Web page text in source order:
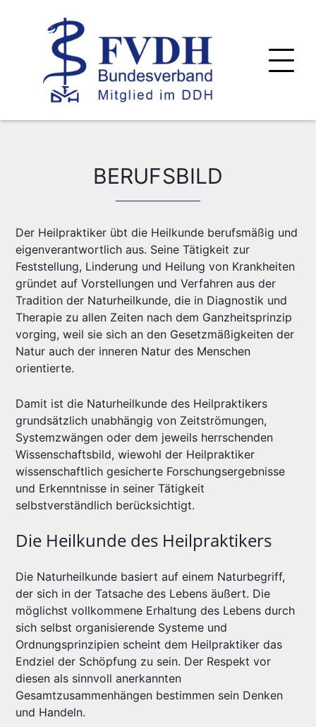
BERUFSBILD
Der Heilpraktiker übt die Heilkunde berufsmäßig und
eigenverantwortlich aus. Seine Tätigkeit zur
Feststellung, Linderung und Heilung von Krankheiten
gründet auf Vorstellungen und Verfahren aus der
Tradition der Naturheilkunde, die in Diagnostik und
Therapie zu allen Zeiten nach dem Ganzheitsprinzip
vorging, weil sie sich an den Gesetzmäßigkeiten der
Natur auch der inneren Natur des Menschen
orientierte.
Damit ist die Naturheilkunde des Heilpraktikers
grundsätzlich unabhängig von Zeitströmungen,
Systemzwängen oder dem jeweils herrschenden
Wissenschaftsbild, wiewohl der Heilpraktiker
wissenschaftlich gesicherte Forschungsergebnisse
und Erkenntnisse in seiner Tätigkeit
selbstverständlich berücksichtigt.
Die Heilkunde des Heilpraktikers
Die Naturheilkunde basiert auf einem Naturbegriff,
der sich in der Tatsache des Lebens äußert. Die
möglichst vollkommene Erhaltung des Lebens durch
sich selbst organisierende Systeme und
Ordnungsprinzipien scheint dem Heilpraktiker das
Endziel der Schöpfung zu sein. Der Respekt vor
diesen als sinnvoll anerkannten
Gesamtzusammenhängen bestimmen sein Denken
und Handeln.